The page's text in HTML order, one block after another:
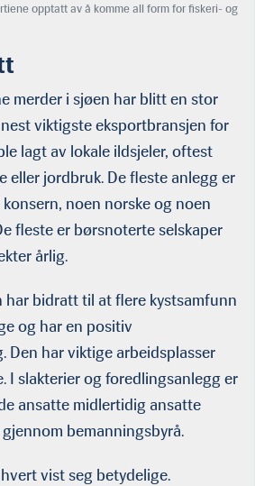
opptatt av å komme all form for fiskeri- og
merder i sjøen har blitt en stor
viktigste eksportbransjen for
lagt av lokale ildsjeler, oftest
eller jordbruk. De fleste anlegg er
noen norske og noen
fleste er børsnoterte selskaper
årlig.
bidratt til at flere kystsamfunn
og har en positiv
Den har viktige arbeidsplasser
I slakterier og foredlingsanlegg er
ansatte midlertidig ansatte
bemanningsbyrå.
vist seg betydelige.